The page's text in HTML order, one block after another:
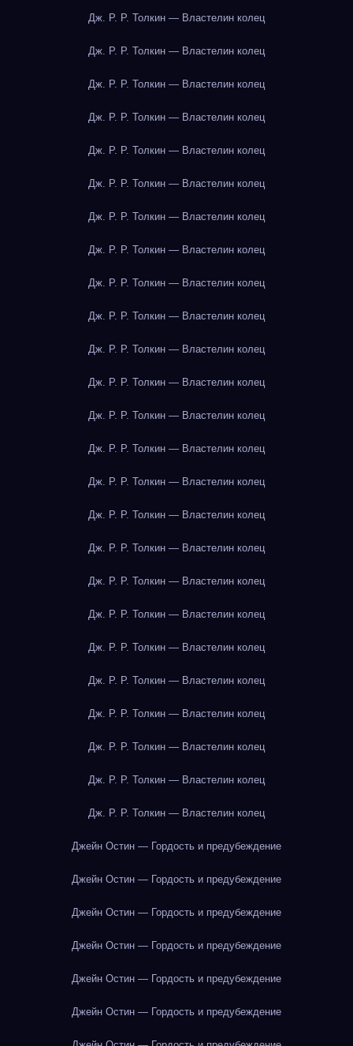
Дж. Р. Р. Толкин — Властелин колец
Дж. Р. Р. Толкин — Властелин колец
Дж. Р. Р. Толкин — Властелин колец
Дж. Р. Р. Толкин — Властелин колец
Дж. Р. Р. Толкин — Властелин колец
Дж. Р. Р. Толкин — Властелин колец
Дж. Р. Р. Толкин — Властелин колец
Дж. Р. Р. Толкин — Властелин колец
Дж. Р. Р. Толкин — Властелин колец
Дж. Р. Р. Толкин — Властелин колец
Дж. Р. Р. Толкин — Властелин колец
Дж. Р. Р. Толкин — Властелин колец
Дж. Р. Р. Толкин — Властелин колец
Дж. Р. Р. Толкин — Властелин колец
Дж. Р. Р. Толкин — Властелин колец
Дж. Р. Р. Толкин — Властелин колец
Дж. Р. Р. Толкин — Властелин колец
Дж. Р. Р. Толкин — Властелин колец
Дж. Р. Р. Толкин — Властелин колец
Дж. Р. Р. Толкин — Властелин колец
Дж. Р. Р. Толкин — Властелин колец
Дж. Р. Р. Толкин — Властелин колец
Дж. Р. Р. Толкин — Властелин колец
Дж. Р. Р. Толкин — Властелин колец
Дж. Р. Р. Толкин — Властелин колец
Джейн Остин — Гордость и предубеждение
Джейн Остин — Гордость и предубеждение
Джейн Остин — Гордость и предубеждение
Джейн Остин — Гордость и предубеждение
Джейн Остин — Гордость и предубеждение
Джейн Остин — Гордость и предубеждение